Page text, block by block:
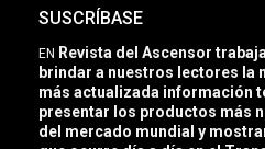
SUSCRÍBASE
EN Revista del Ascensor
brindar a nuestros lectores la
más actualizada información
presentar los productos más
del mercado mundial y